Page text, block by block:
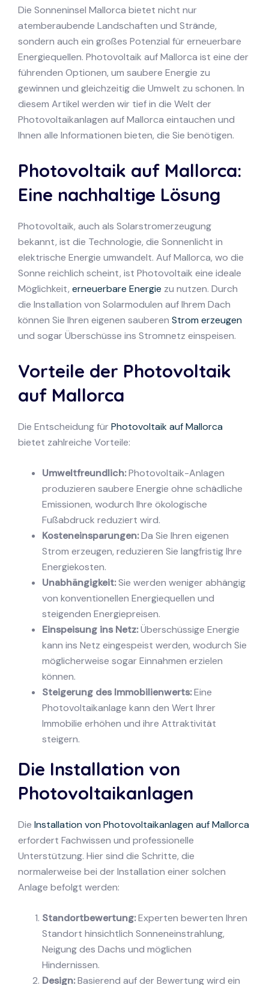
Die Sonneninsel Mallorca bietet nicht nur
atemberaubende Landschaften und Strände,
sondern auch ein großes Potenzial für erneuerbare
Energiequellen. Photovoltaik auf Mallorca ist eine der
führenden Optionen, um saubere Energie zu
gewinnen und gleichzeitig die Umwelt zu schonen. In
diesem Artikel werden wir tief in die Welt der
Photovoltaikanlagen auf Mallorca eintauchen und
Ihnen alle Informationen bieten, die Sie benötigen.
Photovoltaik auf Mallorca:
Eine nachhaltige Lösung
Photovoltaik, auch als Solarstromerzeugung
bekannt, ist die Technologie, die Sonnenlicht in
elektrische Energie umwandelt. Auf Mallorca, wo die
Sonne reichlich scheint, ist Photovoltaik eine ideale
Möglichkeit, erneuerbare Energie zu nutzen. Durch
die Installation von Solarmodulen auf Ihrem Dach
können Sie Ihren eigenen sauberen Strom erzeugen
und sogar Überschüsse ins Stromnetz einspeisen.
Vorteile der Photovoltaik
auf Mallorca
Die Entscheidung fürPhotovoltaik auf Mallorca
bietet zahlreiche Vorteile:
Umweltfreundlich:Photovoltaik-Anlagen
produzieren saubere Energie ohne schädliche
Emissionen, wodurch Ihre ökologische
Fußabdruck reduziert wird.
Kosteneinsparungen:Da Sie Ihren eigenen
Strom erzeugen, reduzieren Sie langfristig Ihre
Energiekosten.
Unabhängigkeit:Sie werden weniger abhängig
von konventionellen Energiequellen und
steigenden Energiepreisen.
Einspeisung ins Netz:Überschüssige Energie
kann ins Netz eingespeist werden, wodurch Sie
möglicherweise sogar Einnahmen erzielen
können.
Steigerung des Immobilienwerts:Eine
Photovoltaikanlage kann den Wert Ihrer
Immobilie erhöhen und ihre Attraktivität
steigern.
Die Installation von
Photovoltaikanlagen
Die Installation von Photovoltaikanlagen auf Mallorca
erfordert Fachwissen und professionelle
Unterstützung. Hier sind die Schritte, die
normalerweise bei der Installation einer solchen
Anlage befolgt werden:
Standortbewertung:Experten bewerten Ihren
Standort hinsichtlich Sonneneinstrahlung,
Neigung des Dachs und möglichen
Hindernissen.
Design:Basierend auf der Bewertung wird ein